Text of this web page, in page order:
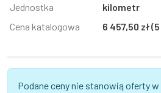
Jednostka
kilometr
Cena katalogowa
6 457,50 zł
Podane ceny nie stanowią oferty